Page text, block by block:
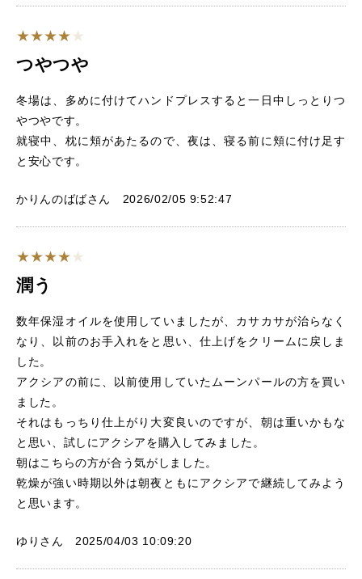
つやつや
冬場は、多めに付けてハンドプレスすると一日中しっとりつ
やつやです。
就寝中、枕に頬があたるので、夜は、寝る前に頬に付け足す
と安心です。
かりんのばばさん 2026/02/05 9:52:47
潤う
数年保湿オイルを使用していましたが、カサカサが治らなく
なり、以前のお手入れをと思い、仕上げをクリームに戻しま
した。
アクシアの前に、以前使用していたムーンパールの方を買い
ました。
それはもっちり仕上がり大変良いのですが、朝は重いかもな
と思い、試しにアクシアを購入してみました。
朝はこちらの方が合う気がしました。
乾燥が強い時期以外は朝夜ともにアクシアで継続してみよう
と思います。
ゆりさん 2025/04/03 10:09:20